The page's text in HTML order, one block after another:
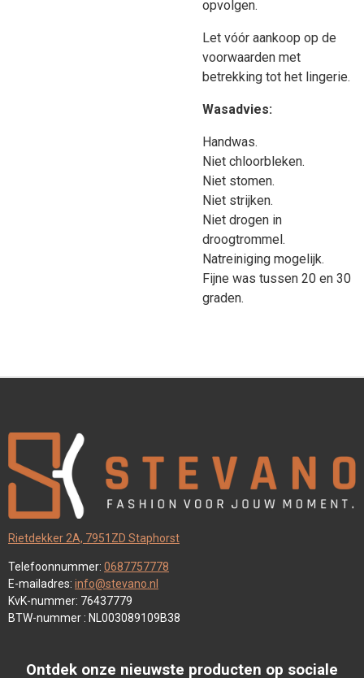
opvolgen.
Let vóór aankoop op de
voorwaarden met
betrekking tot het lingerie.
Wasadvies:
Handwas.
Niet chloorbleken.
Niet stomen.
Niet strijken.
Niet drogen in
droogtrommel.
Natreiniging mogelijk.
Fijne was tussen 20 en 30
graden.
Rietdekker 2A, 7951ZD Staphorst
Telefoonnummer: 0687757778
E-mailadres: info@stevano.nl
KvK-nummer: 76437779
BTW-nummer : NL003089109B38
Ontdek onze nieuwste producten op sociale